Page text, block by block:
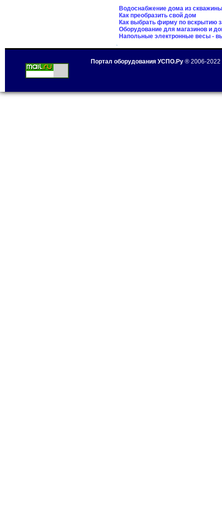
Водоснабжение дома из
Как преобразить свой дом
Как выбрать фирму по вскрытию
Оборудование для магазинов и
Напольные электронные весы -
Портал оборудования УСПО.Ру ® 2006-2022